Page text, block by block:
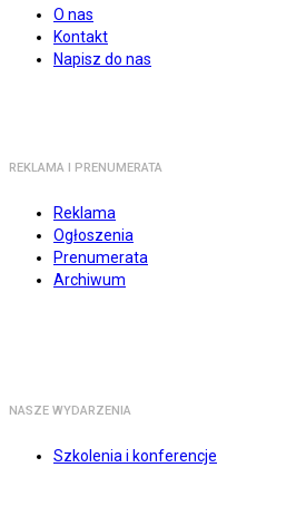
O nas
Kontakt
Napisz do nas
REKLAMA I PRENUMERATA
Reklama
Ogłoszenia
Prenumerata
Archiwum
NASZE WYDARZENIA
Szkolenia i konferencje